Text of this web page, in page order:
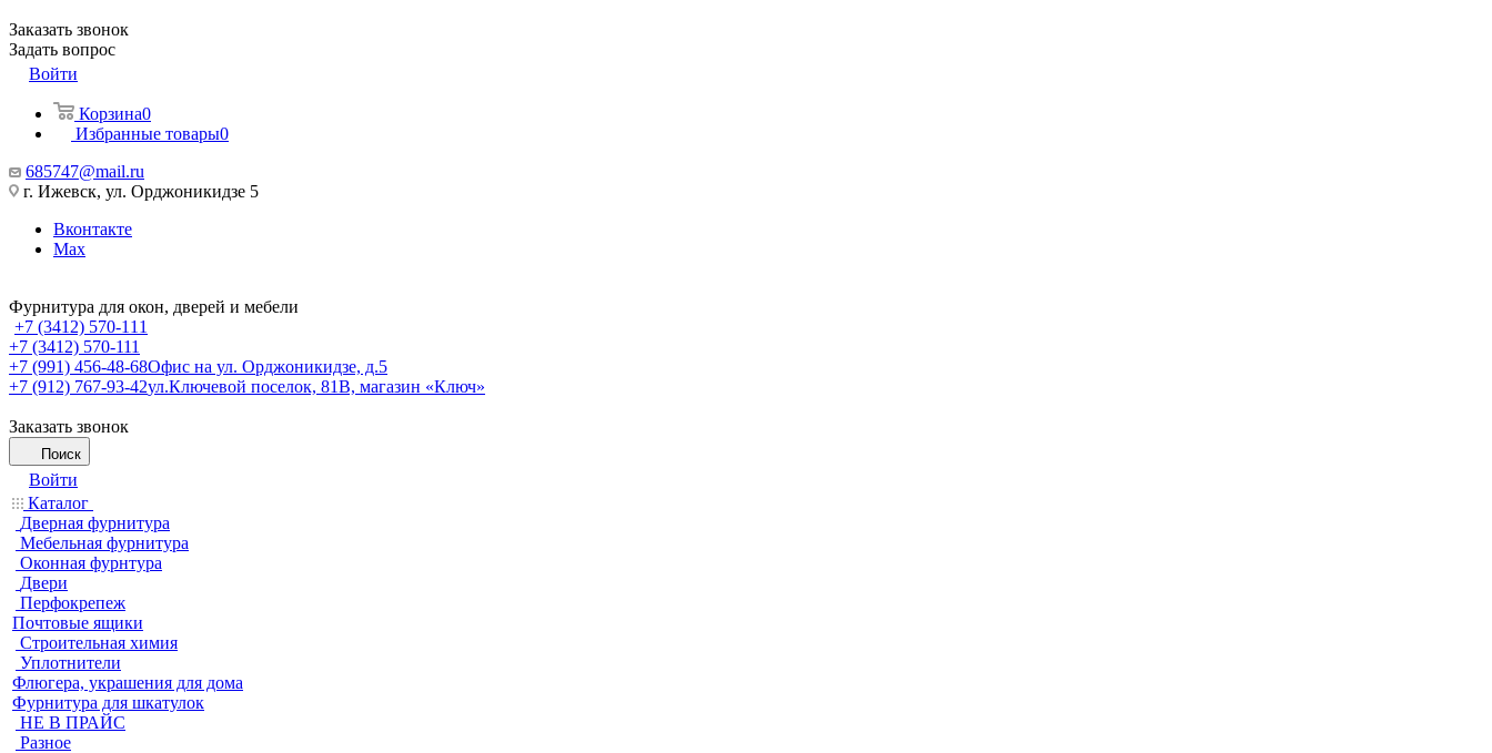
Заказать звонок
Задать вопрос
Войти
Корзина0
Избранные товары0
685747@mail.ru
г. Ижевск, ул. Орджоникидзе 5
Вконтакте
Max
Фурнитура для окон, дверей и мебели
+7 (3412) 570-111
+7 (3412) 570-111
+7 (991) 456-48-68Офис на ул. Орджоникидзе, д.5
+7 (912) 767-93-42ул.Ключевой поселок, 81В, магазин «Ключ»
Заказать звонок
Поиск
Войти
Каталог
Дверная фурнитура
Мебельная фурнитура
Оконная фурнтура
Двери
Перфокрепеж
Почтовые ящики
Строительная химия
Уплотнители
Флюгера, украшения для дома
Фурнитура для шкатулок
НЕ В ПРАЙС
Разное